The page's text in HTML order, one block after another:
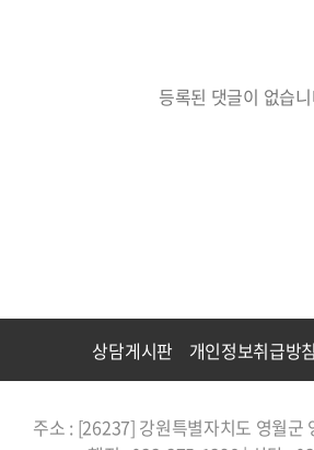
등록된 댓글이 없습
상담게시판 개인정보취급방침
주소 : [26237] 강원특별자치도 영월군